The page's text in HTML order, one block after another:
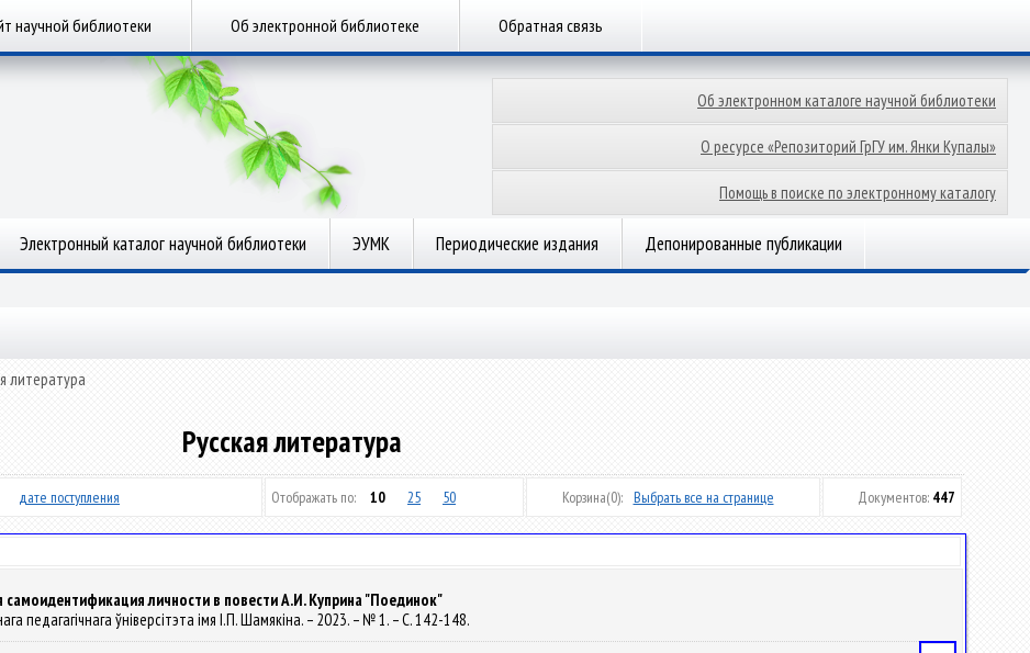
научной библиотеки Об электронной библиотеке Обратная связь
Об электронном каталоге научной библиотеки
О ресурсе «Репозиторий ГрГУ им. Янки Купалы»
Помощь в поиске по электронному каталогу
Электронный каталог научной библиотеки ЭУМК Периодические издания Депонированные публикации
литература
Русская литература
дате поступления Отображать по: 10 25 50 Корзина(0): Выбрать все на странице Документов: 447
самоидентификация личности в повести А.И. Куприна "Поединок"
педагагічнага ўніверсітэта імя І.П. Шамякіна. – 2023. – № 1. – С. 142-148.